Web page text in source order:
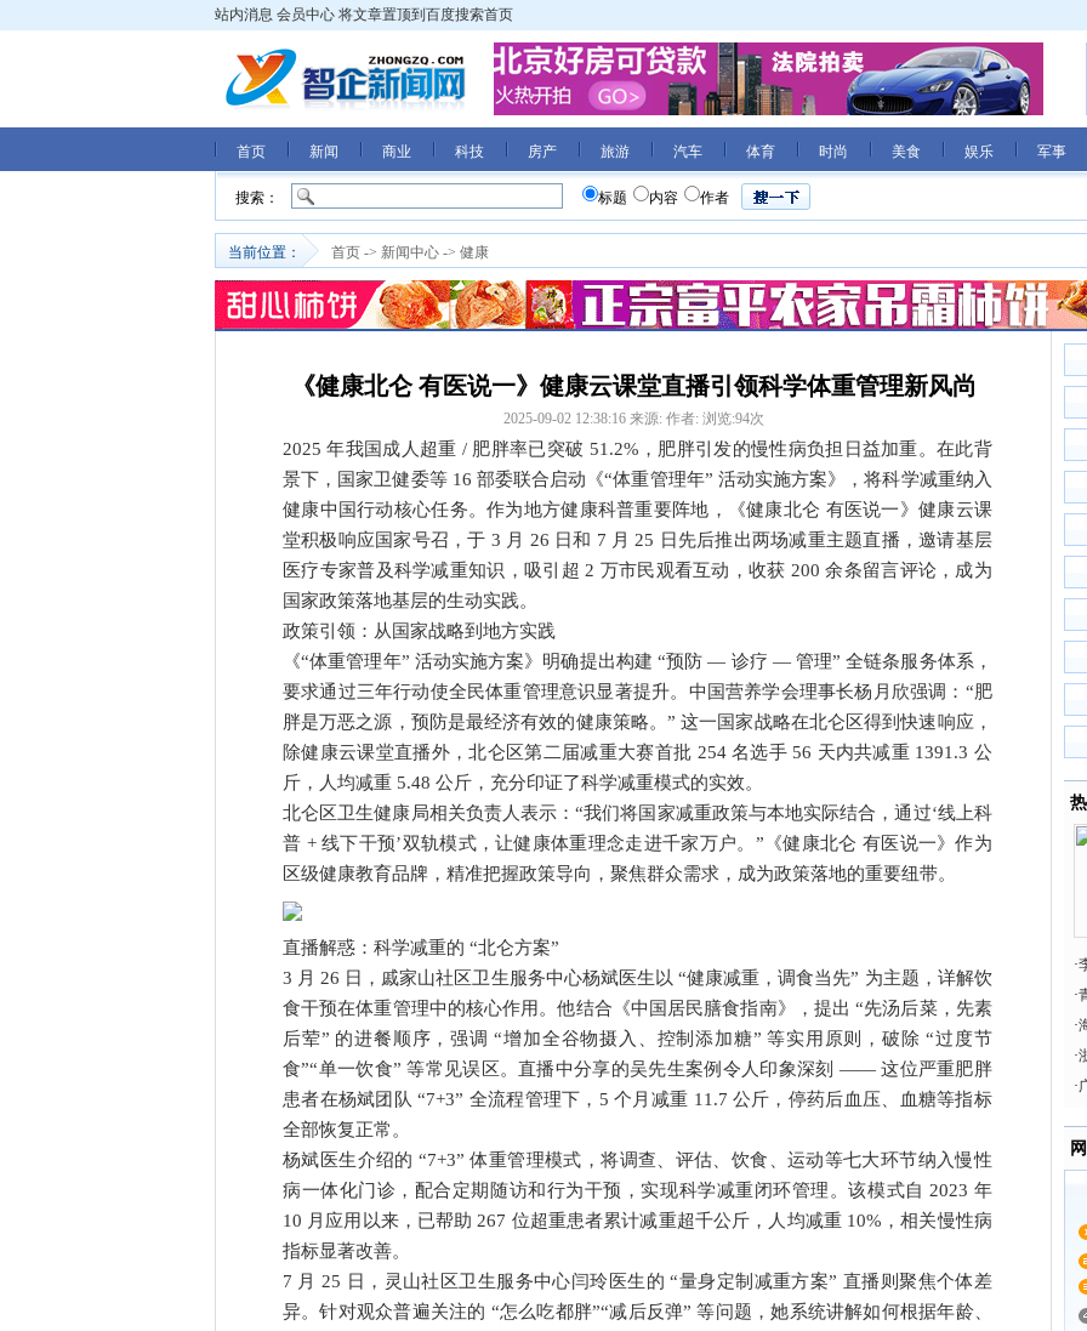
站内消息 会员中心 将文章置顶到百度搜索首页
首页 新闻 商业 科技 房产 旅游 汽车 体育 时尚 美食 娱乐 军事
搜索： 标题 内容 作者
当前位置： 首页 -> 新闻中心 -> 健康
《健康北仑 有医说一》健康云课堂直播引领科学体重管理新风尚
2025-09-02 12:38:16 来源: 作者: 浏览:94次
2025 年我国成人超重 / 肥胖率已突破 51.2%，肥胖引发的慢性病负担日益加重。在此背
景下，国家卫健委等 16 部委联合启动《“体重管理年” 活动实施方案》，将科学减重纳入
健康中国行动核心任务。作为地方健康科普重要阵地，《健康北仑 有医说一》健康云课
堂积极响应国家号召，于 3 月 26 日和 7 月 25 日先后推出两场减重主题直播，邀请基层
医疗专家普及科学减重知识，吸引超 2 万市民观看互动，收获 200 余条留言评论，成为
国家政策落地基层的生动实践。
政策引领：从国家战略到地方实践
《“体重管理年” 活动实施方案》明确提出构建 “预防 — 诊疗 — 管理” 全链条服务体系，
要求通过三年行动使全民体重管理意识显著提升。中国营养学会理事长杨月欣强调：“肥
胖是万恶之源，预防是最经济有效的健康策略。” 这一国家战略在北仑区得到快速响应，
除健康云课堂直播外，北仑区第二届减重大赛首批 254 名选手 56 天内共减重 1391.3 公
斤，人均减重 5.48 公斤，充分印证了科学减重模式的实效。
北仑区卫生健康局相关负责人表示：“我们将国家减重政策与本地实际结合，通过‘线上科
普 + 线下干预’双轨模式，让健康体重理念走进千家万户。”《健康北仑 有医说一》作为
区级健康教育品牌，精准把握政策导向，聚焦群众需求，成为政策落地的重要纽带。
直播解惑：科学减重的 “北仑方案”
3 月 26 日，戚家山社区卫生服务中心杨斌医生以 “健康减重，调食当先” 为主题，详解饮
食干预在体重管理中的核心作用。他结合《中国居民膳食指南》，提出 “先汤后菜，先素
后荤” 的进餐顺序，强调 “增加全谷物摄入、控制添加糖” 等实用原则，破除 “过度节
食”“单一饮食” 等常见误区。直播中分享的吴先生案例令人印象深刻 —— 这位严重肥胖
患者在杨斌团队 “7+3” 全流程管理下，5 个月减重 11.7 公斤，停药后血压、血糖等指标
全部恢复正常。
杨斌医生介绍的 “7+3” 体重管理模式，将调查、评估、饮食、运动等七大环节纳入慢性
病一体化门诊，配合定期随访和行为干预，实现科学减重闭环管理。该模式自 2023 年
10 月应用以来，已帮助 267 位超重患者累计减重超千公斤，人均减重 10%，相关慢性病
指标显著改善。
7 月 25 日，灵山社区卫生服务中心闫玲医生的 “量身定制减重方案” 直播则聚焦个体差
异。针对观众普遍关注的 “怎么吃都胖”“减后反弹” 等问题，她系统讲解如何根据年龄、
·
·
·
·
·